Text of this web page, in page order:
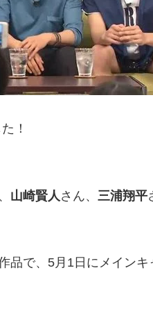
！
山崎賢人 さん、 三浦翔平
品で、5月1日にメイン